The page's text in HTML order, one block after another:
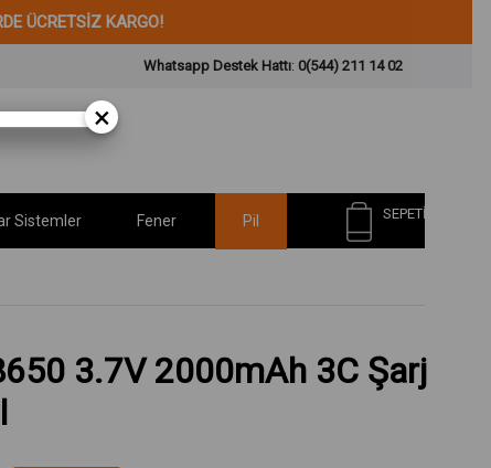
KARGO!
Whatsapp Destek Hattı: 0(544) 211 14 02
SEPETIM
Sistemler Fener Pil
3.7V 2000mAh 3C Şarj
×